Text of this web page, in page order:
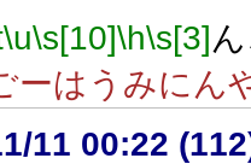
\u\s[10]\h\s[3]
ーはうみにん
11 00:22